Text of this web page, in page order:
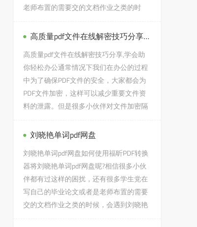
老师布置的需要交的文档作业之类的时
高质量pdf文件在线解密技巧分享,学会助你轻松办公
高质量pdf文件在线解密技巧分享,学会助
你轻松办公通常情况下我们在办公的过程
中为了确保PDF文件的安全，大家都会为
PDF文件加密，这样可以减少重要文件资
料的泄露。但是很多小伙伴对文件加密隔
刘晓艳单词pdf网盘
刘晓艳单词pdf网盘如何使用福昕PDF转换
器将刘晓艳单词pdf网盘呢?相信很多小伙
伴都有过这样的困扰，还有很多学生党在
写自己的毕业论文或者是老师布置的需要
交的文档作业之类的时候，会遇到刘晓艳